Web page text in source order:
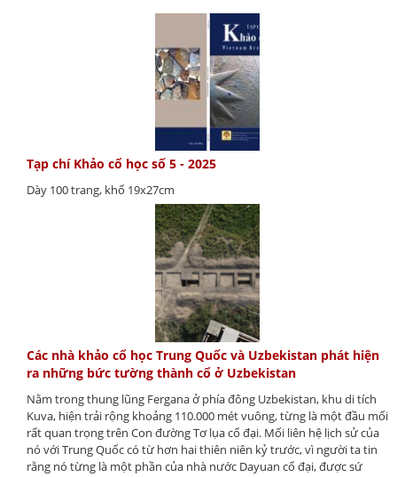
Tạp chí Khảo cổ học số 5 - 2025
Dày 100 trang, khổ 19x27cm
Các nhà khảo cổ học Trung Quốc và Uzbekistan phát hiện
ra những bức tường thành cổ ở Uzbekistan
Nằm trong thung lũng Fergana ở phía đông Uzbekistan, khu di tích
Kuva, hiện trải rộng khoảng 110.000 mét vuông, từng là một đầu mối
rất quan trọng trên Con đường Tơ lụa cổ đại. Mối liên hệ lịch sử của
nó với Trung Quốc có từ hơn hai thiên niên kỷ trước, vì người ta tin
rằng nó từng là một phần của nhà nước Dayuan cổ đại, được sứ